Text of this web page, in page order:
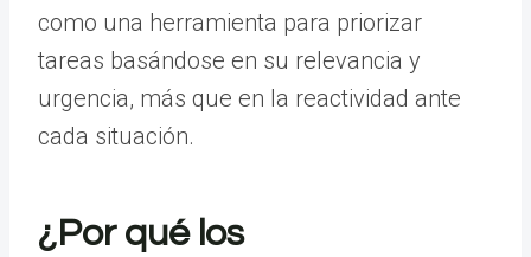
como una herramienta para priorizar
tareas basándose en su relevancia y
urgencia, más que en la reactividad ante
cada situación.
¿Por qué los